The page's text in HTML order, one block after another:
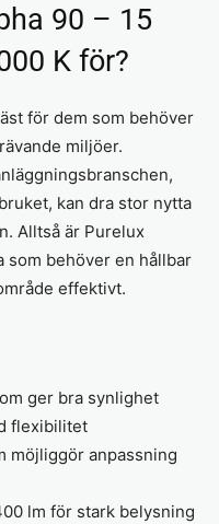
90 – 15
K för?
för dem som behöver
miljöer.
kan dra stor nytta
Alltså är Purelux
som behöver en hållbar
effektivt.
ger bra synlighet
flexibilitet
möjliggör anpassning
lm för stark belysning